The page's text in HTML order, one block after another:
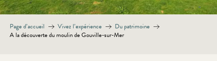
Page d’accueil Vivez l’expérience
Du patrimoine
A la découverte du moulin de Gouville-sur-Mer